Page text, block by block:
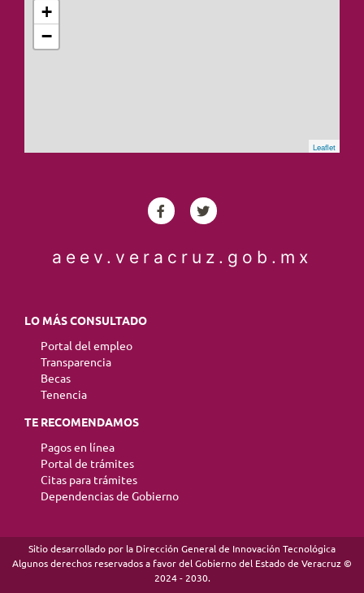
+
−
Leaflet
aeev.veracruz.gob.mx
LO MÁS CONSULTADO
Portal del empleo
Transparencia
Becas
Tenencia
TE RECOMENDAMOS
Pagos en línea
Portal de trámites
Citas para trámites
Dependencias de Gobierno
Sitio desarrollado por la Dirección General de Innovación Tecnológica
Algunos derechos reservados a favor del Gobierno del Estado de Veracruz ©
2024 - 2030.